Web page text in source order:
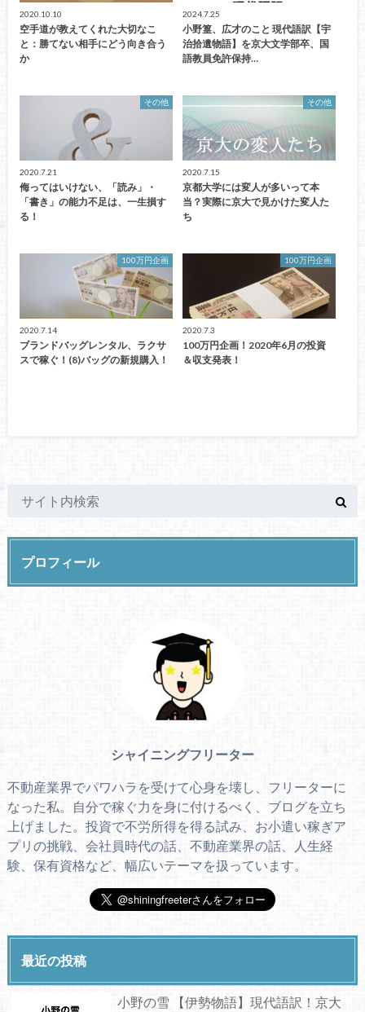
2020.10.10
空手道が教えてくれた大切なこ
と：勝てない相手にどう向き合う
か
2024.7.25
小野篁、広才のこと 現代語訳【宇
治拾遺物語】を京大文学部卒、国
語教員免許保持…
その他
2020.7.21
侮ってはいけない、「読み」・
「書き」の能力不足は、一生損す
る！
その他
2020.7.15
京都大学には変人が多いって本
当？実際に京大で見かけた変人た
ち
100万円企画
2020.7.14
ブランドバッグレンタル、ラクサ
スで稼ぐ！(8)バッグの新規購入！
100万円企画
2020.7.3
100万円企画！2020年6月の投資
＆収支発表！
プロフィール
シャイニングフリーター
不動産業界でパワハラを受けて心身を壊し、フリーターに
なった私。自分で稼ぐ力を身に付けるべく、ブログを立ち
上げました。投資で不労所得を得る試み、お小遣い稼ぎア
プリの挑戦、会社員時代の話、不動産業界の話、人生経
験、保有資格など、幅広いテーマを扱っています。
最近の投稿
小野の雪 【伊勢物語】現代語訳！京大